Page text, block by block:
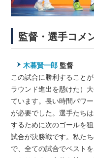
監督・選手コメ
木暮賢一郎 監督
この試合に勝利すること
ラウンド進出を懸けた）
ています。長い時間パワ
が必要でした。選手たち
するために次のゴールを
試合が決勝戦です。私た
で、全ての試合でベスト